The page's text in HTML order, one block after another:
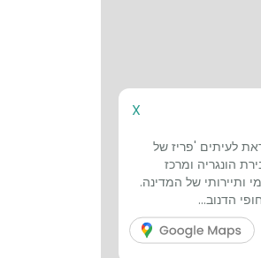
X
לעיתים 'פריז של
הונגריה ומרכז
ותיירותי של המדינה.
הדנוב...